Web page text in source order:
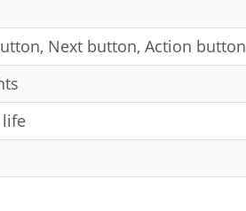
Next button, Action button
life